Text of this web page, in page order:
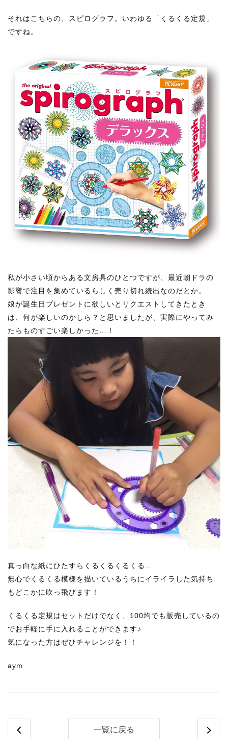
それはこちらの、スピログラフ。いわゆる「くるくる定規」
ですね。
私が小さい頃からある文房具のひとつですが、最近朝ドラの
影響で注目を集めているらしく売り切れ続出なのだとか。
娘が誕生日プレゼントに欲しいとリクエストしてきたとき
は、何が楽しいのかしら？と思いましたが、実際にやってみ
たらものすごい楽しかった…！
真っ白な紙にひたすらくるくるくるくる…
無心でくるくる模様を描いているうちにイライラした気持ち
もどこかに吹っ飛びます！
くるくる定規はセットだけでなく、100均でも販売しているの
でお手軽に手に入れることができます♪
気になった方はぜひチャレンジを！！
aym
一覧に戻る